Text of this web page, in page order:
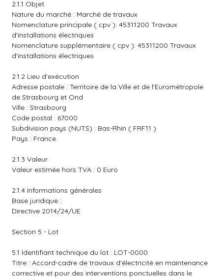
2.1.1 Objet
Nature du marché : Marché de travaux
Nomenclature principale ( cpv ): 45311200 Travaux
d'installations électriques
Nomenclature supplémentaire ( cpv ): 45311200 Travaux
d'installations électriques
2.1.2 Lieu d'exécution
Adresse postale : Territoire de la Ville et de l'Eurométropole
de Strasbourg et Ond
Ville : Strasbourg
Code postal : 67000
Subdivision pays (NUTS) : Bas-Rhin ( FRF11 )
Pays : France
2.1.3 Valeur
Valeur estimée hors TVA : 0 Euro
2.1.4 Informations générales
Base juridique :
Directive 2014/24/UE
Section 5 - Lot
5.1 Identifiant technique du lot : LOT-0000
Titre : Accord-cadre de travaux d'électricité en maintenance
corrective et pour des interventions ponctuelles dans le